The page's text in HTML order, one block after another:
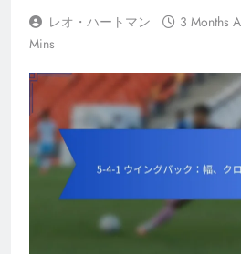
レオ・ハートマン 3 Months
Mins